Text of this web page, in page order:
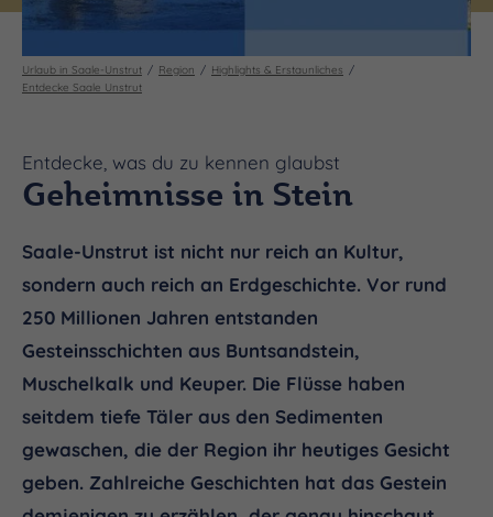
Urlaub in Saale-Unstrut Region
Highlights & Erstaunliches
Entdecke Saale Unstrut
Entdecke, was du zu kennen glaubst
Geheimnisse in Stein
Saale-Unstrut ist nicht nur reich an Kultur,
sondern auch reich an Erdgeschichte. Vor rund
250 Millionen Jahren entstanden
Gesteinsschichten aus Buntsandstein,
Muschelkalk und Keuper. Die Flüsse haben
seitdem tiefe Täler aus den Sedimenten
gewaschen, die der Region ihr heutiges Gesicht
geben. Zahlreiche Geschichten hat das Gestein